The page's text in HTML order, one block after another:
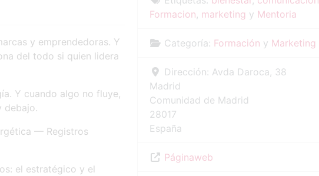
y emprendedoras. Y
del todo si quien lidera
Y cuando algo no fluye,
debajo.
— Registros
el estratégico y el
Formacion, marketing y Mentoria
Categoría: Formación y Marketing
Dirección: Avda Daroca, 38
Madrid
Comunidad de Madrid
28017
España
Páginaweb